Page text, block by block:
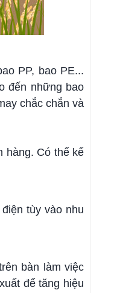
PP, bao PE...
đến những bao
chắc chắn và
hàng. Có thể kể
tùy vào nhu
bàn làm việc
để tăng hiệu